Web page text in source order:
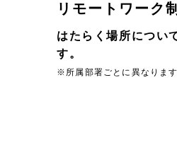
リモートワーク
はたらく場所につい
す。
※所属部署ごとに異なりま